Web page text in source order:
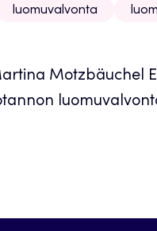
luomuvalvonta
Motzbäuchel